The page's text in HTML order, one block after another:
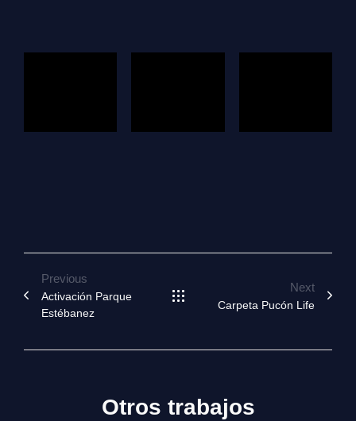
Previous
Activación Parque
Estébanez
Next
Carpeta Pucón Life
Otros trabajos